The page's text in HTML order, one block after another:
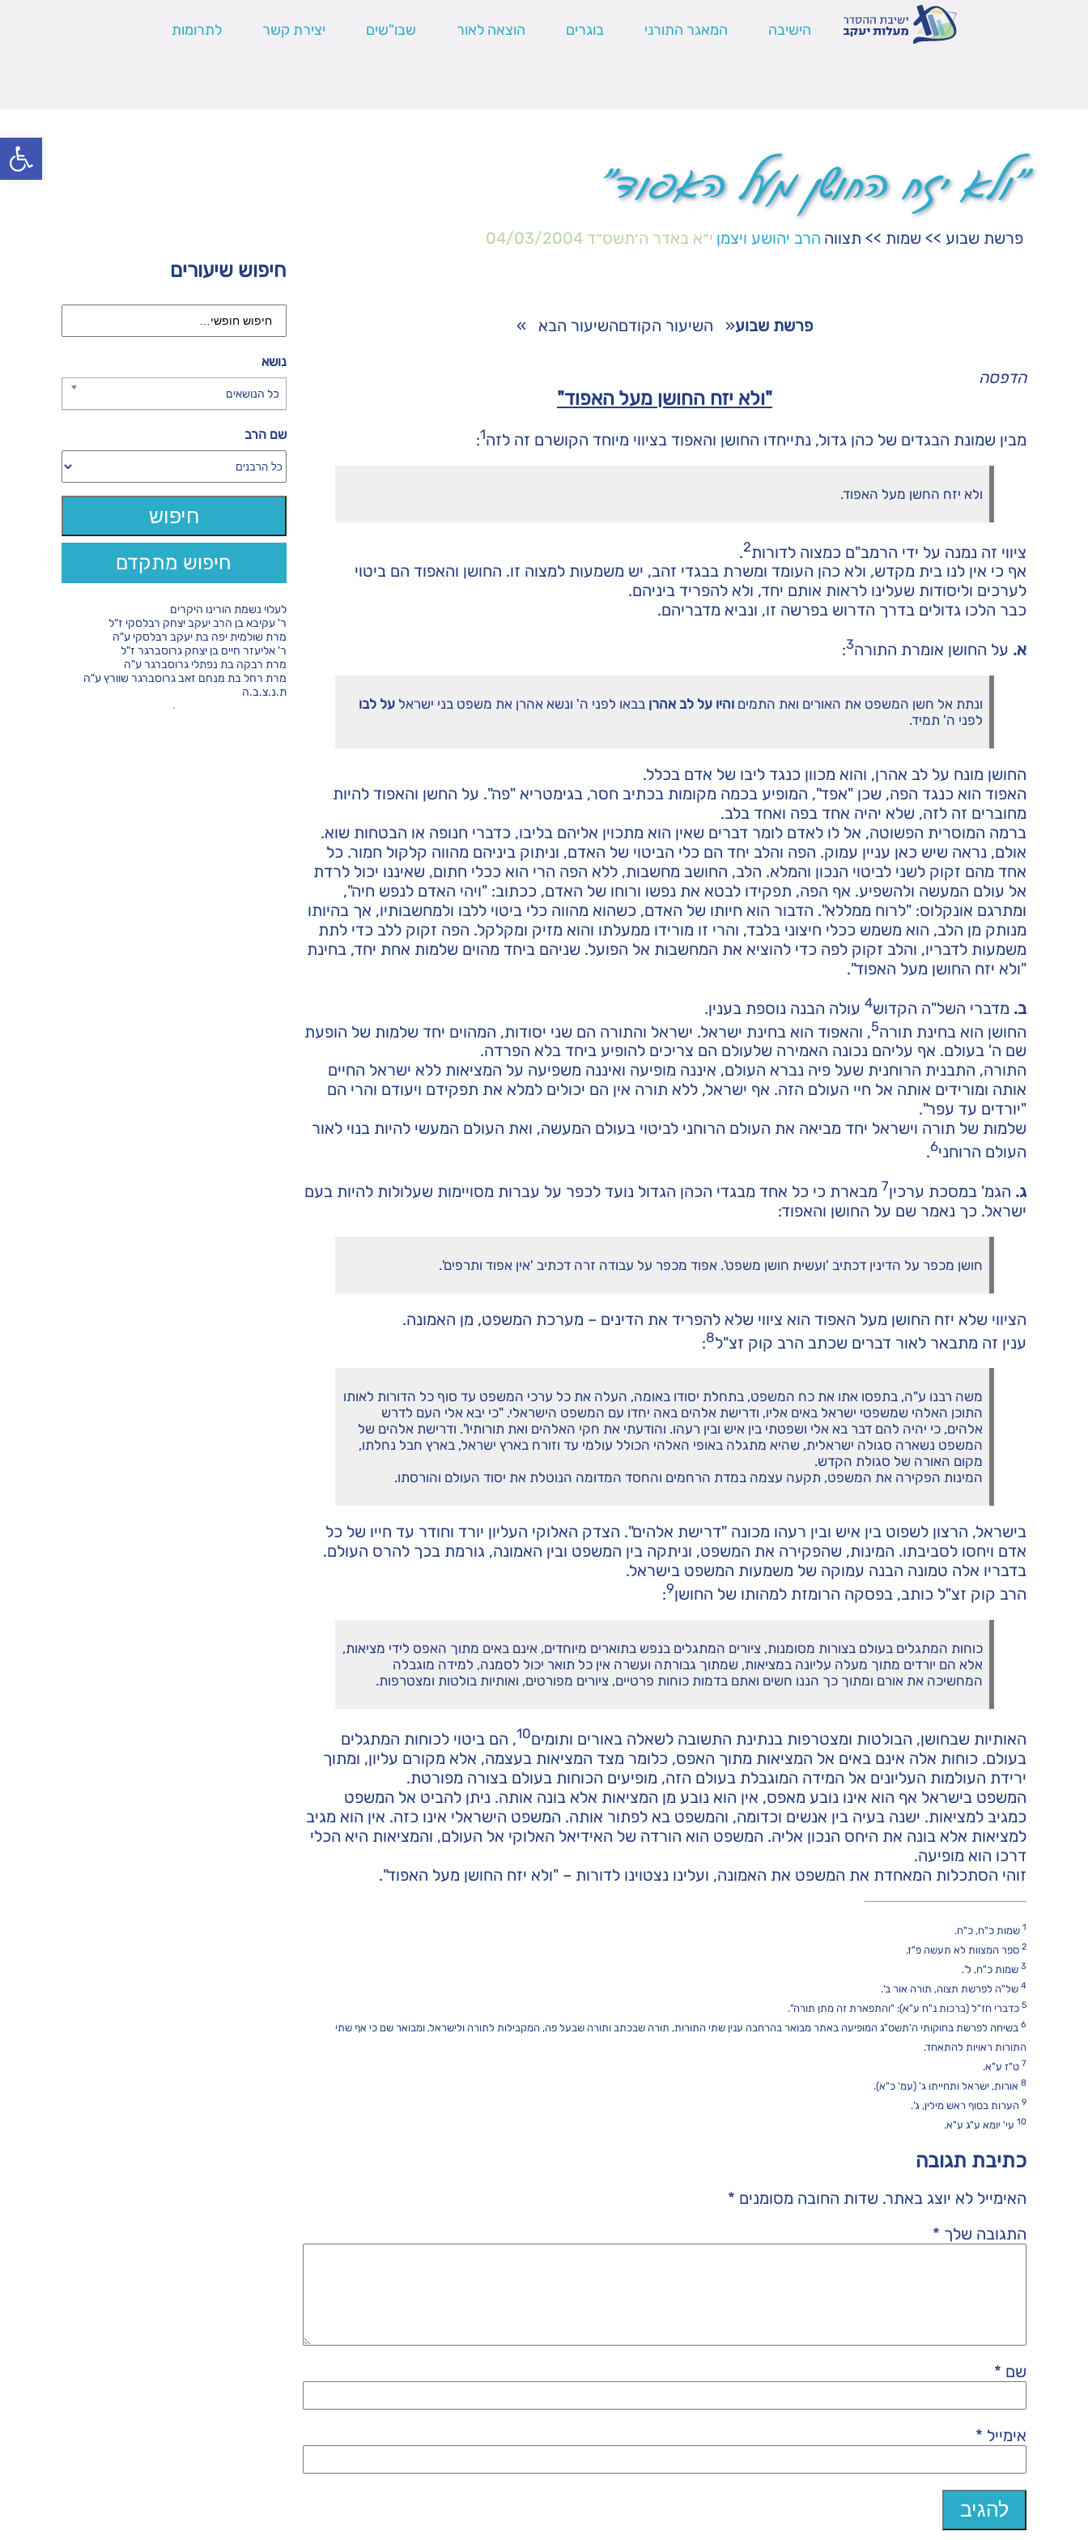
פתח
הישיבה המאגר התורני בוגרים הוצאה לאור שבו"שים יצירת קשר לתרומות
"ולא יזח החושן מעל האפוד"
פרשת שבוע >> שמות >> תצווה הרב יהושע ויצמן י״א באדר ה׳תשס״ד 04/03/2004
פרשת שבוע« השיעור הקודםהשיעור הבא »
הדפסה
"ולא יזח החושן מעל האפוד"
מבין שמונת הבגדים של כהן גדול, נתייחדו החושן והאפוד בציווי מיוחד הקושרם זה לזה1
:
ולא יזח החשן מעל האפוד.
ציווי זה נמנה על ידי הרמב"ם כמצוה לדורות2
.
אף כי אין לנו בית מקדש, ולא כהן העומד ומשרת בבגדי זהב, יש משמעות למצוה זו. החושן והאפוד הם ביטוי
לערכים וליסודות שעלינו לראות אותם יחד, ולא להפריד ביניהם.
כבר הלכו גדולים בדרך הדרוש בפרשה זו, ונביא מדבריהם.
א. על החושן אומרת התורה3
:
ונתת אל חשן המשפט את האורים ואת התמים והיו על לב אהרן בבאו לפני ה' ונשא אהרן את משפט בני ישראל על לבו
לפני ה' תמיד.
החושן מונח על לב אהרן, והוא מכוון כנגד ליבו של אדם בכלל.
האפוד הוא כנגד הפה, שכן "אפד", המופיע בכמה מקומות בכתיב חסר, בגימטריא "פה". על החשן והאפוד להיות
מחוברים זה לזה, שלא יהיה אחד בפה ואחד בלב.
ברמה המוסרית הפשוטה, אל לו לאדם לומר דברים שאין הוא מתכוין אליהם בליבו, כדברי חנופה או הבטחות שוא.
אולם, נראה שיש כאן עניין עמוק. הפה והלב יחד הם כלי הביטוי של האדם, וניתוק ביניהם מהווה קלקול חמור. כל
אחד מהם זקוק לשני לביטוי הנכון והמלא. הלב, החושב מחשבות, ללא הפה הרי הוא ככלי חתום, שאיננו יכול לרדת
אל עולם המעשה ולהשפיע. אף הפה, תפקידו לבטא את נפשו ורוחו של האדם, ככתוב: "ויהי האדם לנפש חיה",
ומתרגם אונקלוס: "לרוח ממללא". הדבור הוא חיותו של האדם, כשהוא מהווה כלי ביטוי ללבו ולמחשבותיו, אך בהיותו
מנותק מן הלב, הוא משמש ככלי חיצוני בלבד, והרי זו מורידו ממעלתו והוא מזיק ומקלקל. הפה זקוק ללב כדי לתת
משמעות לדבריו, והלב זקוק לפה כדי להוציא את המחשבות אל הפועל. שניהם ביחד מהוים שלמות אחת יחד, בחינת
"ולא יזח החושן מעל האפוד".
ב. מדברי השל"ה הקדוש4עולה הבנה נוספת בענין.
החושן הוא בחינת תורה5, והאפוד הוא בחינת ישראל. ישראל והתורה הם שני יסודות, המהוים יחד שלמות של הופעת
שם ה' בעולם. אף עליהם נכונה האמירה שלעולם הם צריכים להופיע ביחד בלא הפרדה.
התורה, התבנית הרוחנית שעל פיה נברא העולם, איננה מופיעה ואיננה משפיעה על המציאות ללא ישראל החיים
אותה ומורידים אותה אל חיי העולם הזה. אף ישראל, ללא תורה אין הם יכולים למלא את תפקידם ויעודם והרי הם
"יורדים עד עפר".
שלמות של תורה וישראל יחד מביאה את העולם הרוחני לביטוי בעולם המעשה, ואת העולם המעשי להיות בנוי לאור
העולם הרוחני6
.
ג. הגמ' במסכת ערכין7 מבארת כי כל אחד מבגדי הכהן הגדול נועד לכפר על עברות מסויימות שעלולות להיות בעם
ישראל. כך נאמר שם על החושן והאפוד:
חושן מכפר על הדינין דכתיב 'ועשית חושן משפט'. אפוד מכפר על עבודה זרה דכתיב 'אין אפוד ותרפים'.
הציווי שלא יזח החושן מעל האפוד הוא ציווי שלא להפריד את הדינים – מערכת המשפט, מן האמונה.
ענין זה מתבאר לאור דברים שכתב הרב קוק זצ"ל8
:
משה רבנו ע"ה, בתפסו אתו את כח המשפט, בתחלת יסודו באומה, העלה את כל ערכי המשפט עד סוף כל הדורות לאותו
התוכן האלהי שמשפטי ישראל באים אליו, ודרישת אלהים באה יחדו עם המשפט הישראלי. "כי יבא אלי העם לדרש
אלהים, כי יהיה להם דבר בא אלי ושפטתי בין איש ובין רעהו. והודעתי את חקי האלהים ואת תורותיו". ודרישת אלהים של
המשפט נשארה סגולה ישראלית, שהיא מתגלה באופי האלהי הכולל עולמי עד וזורח בארץ ישראל, בארץ חבל נחלתו,
מקום האורה של סגולת הקדש.
המינות הפקירה את המשפט, תקעה עצמה במדת הרחמים והחסד המדומה הנוטלת את יסוד העולם והורסתו.
בישראל, הרצון לשפוט בין איש ובין רעהו מכונה "דרישת אלהים". הצדק האלוקי העליון יורד וחודר עד חייו של כל
אדם ויחסו לסביבתו. המינות, שהפקירה את המשפט, וניתקה בין המשפט ובין האמונה, גורמת בכך להרס העולם.
בדבריו אלה טמונה הבנה עמוקה של משמעות המשפט בישראל.
הרב קוק זצ"ל כותב, בפסקה הרומזת למהותו של החושן9
:
כוחות המתגלים בעולם בצורות מסומנות, ציורים המתגלים בנפש בתוארים מיוחדים, אינם באים מתוך האפס לידי מציאות,
אלא הם יורדים מתוך מעלה עליונה במציאות, שמתוך גבורתה ועשרה אין כל תואר יכול לסמנה, למידה מוגבלה
המחשיכה את אורם ומתוך כך הננו חשים ואתם בדמות כוחות פרטיים, ציורים מפורטים, ואותיות בולטות ומצטרפות.
האותיות שבחושן, הבולטות ומצטרפות בנתינת התשובה לשאלה באורים ותומים10, הם ביטוי לכוחות המתגלים
בעולם. כוחות אלה אינם באים אל המציאות מתוך האפס, כלומר מצד המציאות בעצמה, אלא מקורם עליון, ומתוך
ירידת העולמות העליונים אל המידה המוגבלת בעולם הזה, מופיעים הכוחות בעולם בצורה מפורטת.
המשפט בישראל אף הוא אינו נובע מאפס, אין הוא נובע מן המציאות אלא בונה אותה. ניתן להביט אל המשפט
כמגיב למציאות. ישנה בעיה בין אנשים וכדומה, והמשפט בא לפתור אותה. המשפט הישראלי אינו כזה. אין הוא מגיב
למציאות אלא בונה את היחס הנכון אליה. המשפט הוא הורדה של האידיאל האלוקי אל העולם, והמציאות היא הכלי
דרכו הוא מופיעה.
זוהי הסתכלות המאחדת את המשפט את האמונה, ועלינו נצטוינו לדורות – "ולא יזח החושן מעל האפוד".
1שמות כ"ח, כ"ח.
2ספר המצוות לא תעשה פ"ז.
3שמות כ"ח, ל'.
4של"ה לפרשת תצוה, תורה אור ב'.
5כדברי חז"ל (ברכות נ"ח ע"א): "והתפארת זה מתן תורה".
6בשיחה לפרשת בחוקותי ה'תשס"ג המופיעה באתר מבואר בהרחבה ענין שתי התורות, תורה שבכתב ותורה שבעל פה, המקבילות לתורה ולישראל, ומבואר שם כי אף שתי
התורות ראויות להתאחד.
7 ט"ז ע"א.
8אורות, ישראל ותחייתו ג' (עמ' כ"א).
9הערות בסוף ראש מילין, ג'.
10עי' יומא ע"ג ע"א.
כתיבת תגובה
האימייל לא יוצג באתר. שדות החובה מסומנים *
התגובה שלך *
שם *
אימייל *
חיפוש שיעורים
נושא
כל הנושאים
שם הרב
חיפוש מתקדם
לעלוי נשמת הורינו היקרים
ר' עקיבא בן הרב יעקב יצחק רבלסקי ז"ל
מרת שולמית יפה בת יעקב רבלסקי ע"ה
ר' אליעזר חיים בן יצחק גרוסברגר ז"ל
מרת רבקה בת נפתלי גרוסברגר ע"ה
מרת רחל בת מנחם זאב גרוסברגר שוורץ ע"ה
ת.נ.צ.ב.ה